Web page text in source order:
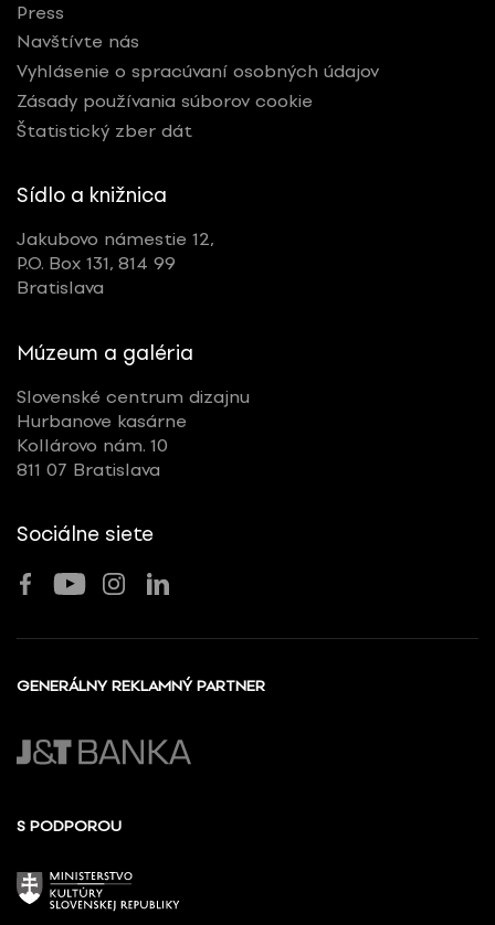
Press
Navštívte nás
Vyhlásenie o spracúvaní osobných údajov
Zásady používania súborov cookie
Štatistický zber dát
Sídlo a knižnica
Jakubovo námestie 12,
P.O. Box 131, 814 99
Bratislava
Múzeum a galéria
Slovenské centrum dizajnu
Hurbanove kasárne
Kollárovo nám. 10
811 07 Bratislava
Sociálne siete
GENERÁLNY REKLAMNÝ PARTNER
S PODPOROU